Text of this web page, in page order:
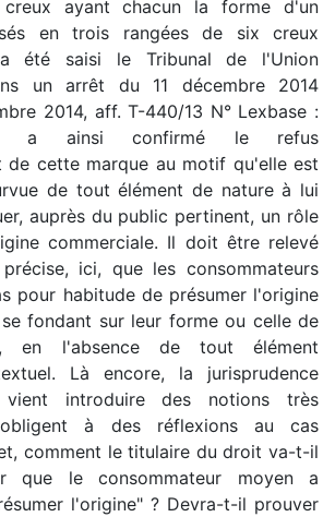
ayant chacun la forme d'un
en trois rangées de six creux
été saisi le Tribunal de l'Union
un arrêt du 11 décembre 2014
2014, aff. T-440/13 N° Lexbase :
il a ainsi confirmé le refus
de cette marque au motif qu'elle est
de tout élément de nature à lui
auprès du public pertinent, un rôle
commerciale. Il doit être relevé
ici, que les consommateurs
pour habitude de présumer l'origine
fondant sur leur forme ou celle de
en l'absence de tout élément
Là encore, la jurisprudence
vient introduire des notions très
à des réflexions au cas
comment le titulaire du droit va-t-il
que le consommateur moyen a
l'origine" ? Devra-t-il prouver